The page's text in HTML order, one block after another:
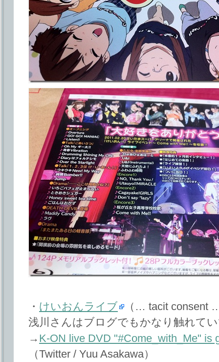
・ けいおんライブ
（… tacit consent
浅川さんはブログでもかなり触れて
→ K-ON live DVD "#Come_with_Me" is
（Twitter / Yuu Asakawa）